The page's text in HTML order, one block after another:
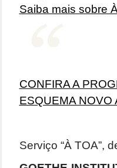
Saiba mais sobre
CONFIRA A
ESQUEMA NOVO
Serviço “À TOA”,